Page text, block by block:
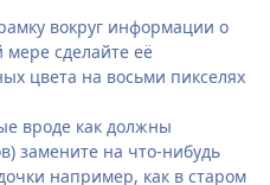
вокруг информации о
мере сделайте её
цвета на восьми пикселях
вроде как должны
замените на что-нибудь
например, как в старом